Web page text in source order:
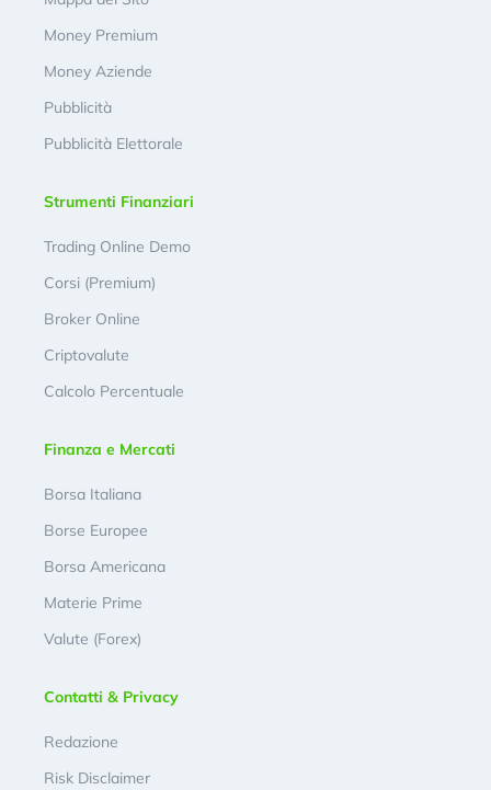
Money Premium
Money Aziende
Pubblicità
Pubblicità Elettorale
Strumenti Finanziari
Trading Online Demo
Corsi (Premium)
Broker Online
Criptovalute
Calcolo Percentuale
Finanza e Mercati
Borsa Italiana
Borse Europee
Borsa Americana
Materie Prime
Valute (Forex)
Contatti & Privacy
Redazione
Risk Disclaimer